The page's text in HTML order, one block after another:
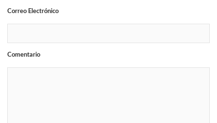
Correo Electrónico
Comentario